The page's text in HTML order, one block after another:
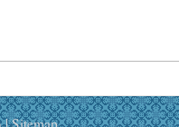
| Sitemap